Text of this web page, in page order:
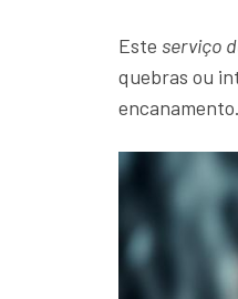
Este serviço
quebras ou
encanamento.